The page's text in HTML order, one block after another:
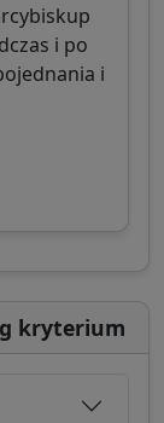
i po
i
kryterium